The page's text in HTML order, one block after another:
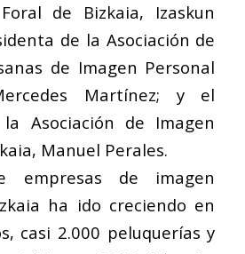
de Bizkaia, Izaskun
de la Asociación de
de Imagen Personal
Martínez; y el
Asociación de Imagen
Manuel Perales.
empresas de imagen
ha ido creciendo en
casi 2.000 peluquerías y